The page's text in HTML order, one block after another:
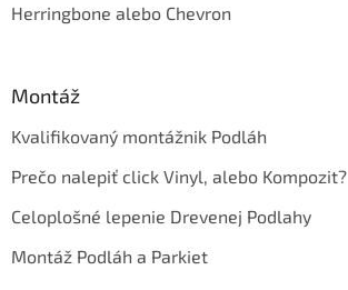
Herringbone alebo Chevron
Montáž
Kvalifikovaný montážnik Podláh
Prečo nalepiť click Vinyl, alebo Kompozit?
Celoplošné lepenie Drevenej Podlahy
Montáž Podláh a Parkiet